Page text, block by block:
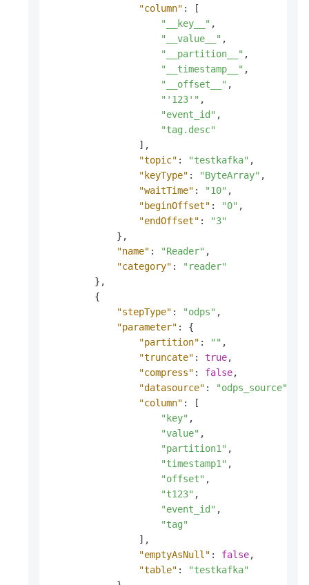
"column" :
[
"__key__" ,
"__value__" ,
"__partition__" ,
"__timestamp__" ,
"__offset__" ,
"'123'" ,
"event_id" ,
"tag.desc"
] ,
"topic" : "testkafka" ,
"keyType" : "ByteArray" ,
"waitTime" : "10" ,
"beginOffset" : "0" ,
"endOffset" :
"3"
} ,
"name" : "Reader" ,
"category" :
"reader"
} ,
{
"stepType" : "odps" ,
"parameter" :
{
"partition" : "" ,
"truncate" : true,
"compress" : false,
"datasource" : "odps_source"
"column" :
[
"key" ,
"value" ,
"partition1" ,
"timestamp1" ,
"offset" ,
"t123" ,
"event_id" ,
"tag"
] ,
"emptyAsNull" : false,
"table" :
"testkafka"